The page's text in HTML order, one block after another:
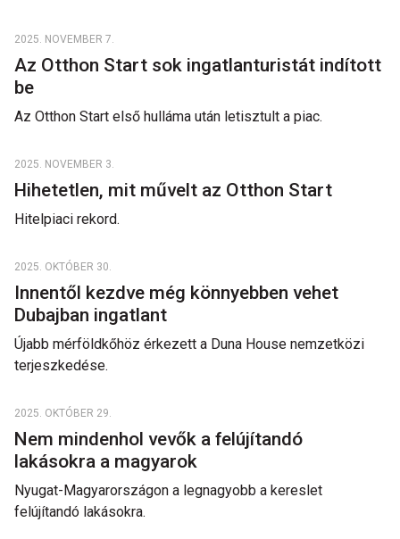
2025. NOVEMBER 7.
Az Otthon Start sok ingatlanturistát indított
be
Az Otthon Start első hulláma után letisztult a piac.
2025. NOVEMBER 3.
Hihetetlen, mit művelt az Otthon Start
Hitelpiaci rekord.
2025. OKTÓBER 30.
Innentől kezdve még könnyebben vehet
Dubajban ingatlant
Újabb mérföldkőhöz érkezett a Duna House nemzetközi
terjeszkedése.
2025. OKTÓBER 29.
Nem mindenhol vevők a felújítandó
lakásokra a magyarok
Nyugat-Magyarországon a legnagyobb a kereslet
felújítandó lakásokra.